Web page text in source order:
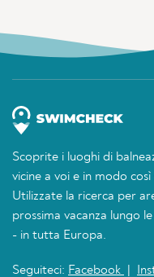
Scoprite i luoghi di
vicine a voi e in modo
Utilizzate la ricerca per
prossima vacanza lungo
- in tutta Europa.
Seguiteci: Facebook